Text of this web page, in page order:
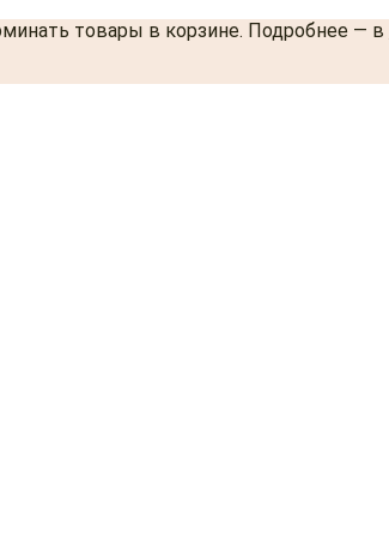
товары в корзине. Подробнее — в